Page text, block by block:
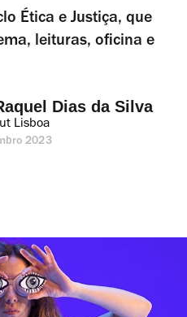
Ética e Justiça, que
leituras, oficina e
Dias da Silva
Lisboa
2023